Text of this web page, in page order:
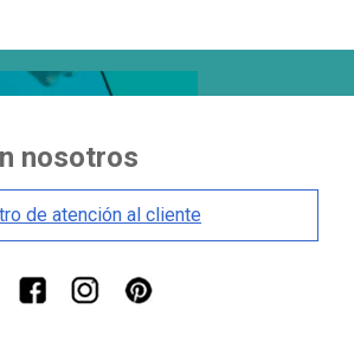
nosotros
de atención al cliente